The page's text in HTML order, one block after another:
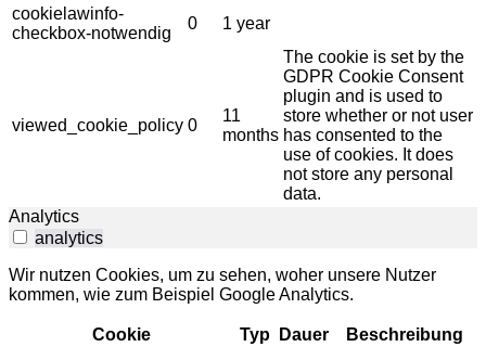
cookielawinfo-
checkbox-notwendig
0 1 year
viewed_cookie_policy 0
11
months
The cookie is set by the
GDPR Cookie Consent
plugin and is used to
store whether or not user
has consented to the
use of cookies. It does
not store any personal
data.
Analytics
analytics
Wir nutzen Cookies, um zu sehen, woher unsere Nutzer
kommen, wie zum Beispiel Google Analytics.
Cookie Typ Dauer Beschreibung